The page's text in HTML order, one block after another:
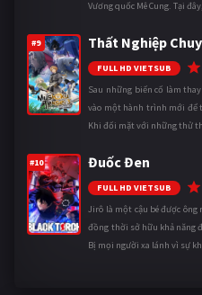
Vương quốc Mê Cung. Tại
#9 Thất Nghiệp
FULL HD VIETSUB
Sau những biến cố làm
vào một hành trình mới để
Khi đối mặt với những thử
#10 Đuốc Đen
FULL HD VIETSUB
Jirô là một cậu bé được
đồng thời sở hữu khả năng
Bị mọi người xa lánh vì sự